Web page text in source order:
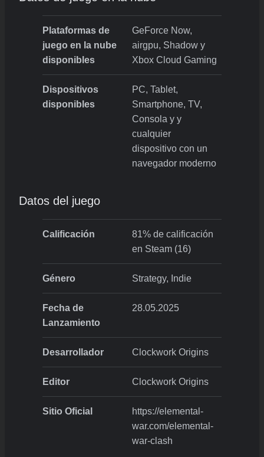
Plataformas de
juego en la nube
disponibles
GeForce Now,
airgpu, Shadow y
Xbox Cloud Gaming
Dispositivos
disponibles
PC, Tablet,
Smartphone, TV,
Consola y y
cualquier
dispositivo con un
navegador moderno
Datos del juego
Calificación
81% de calificación
en Steam (16)
Género Strategy, Indie
Fecha de
Lanzamiento
28.05.2025
Desarrollador Clockwork Origins
Editor Clockwork Origins
Sitio Oficial
https://elemental-
war.com/elemental-
war-clash